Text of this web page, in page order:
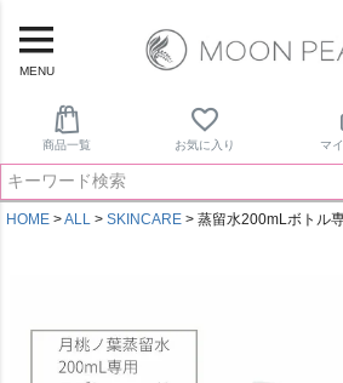
MENU
商品一覧 お気に入り マ
HOME ALL SKINCARE 蒸留水200mLボトル